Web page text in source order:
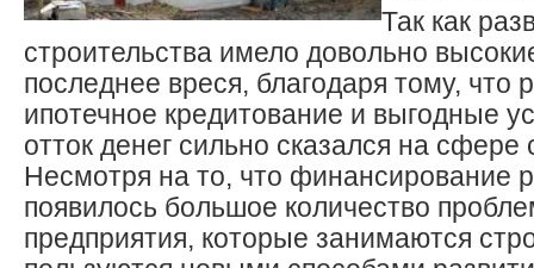
Так как
строительства имело довольно
последнее вреся, благодаря тому, что
ипотечное кредитование и выгодные
отток денег сильно сказался на сфере
Несмотря на то, что финансирование
появилось большое количество
предприятия, которые занимаются